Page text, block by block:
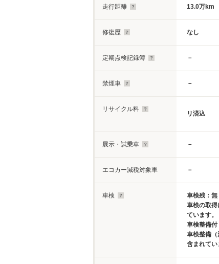
走行距離 13.0万km
修復歴 なし
定期点検記録簿 －
禁煙車 －
リサイクル料
リ済込
展示・試乗車 －
エコカー減税対象車 －
車検
車検残：無
車検の取
ています。
車検整備付
車検整備
含まれてい